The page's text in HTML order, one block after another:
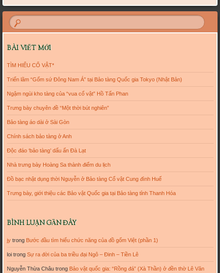
BÀI VIẾT MỚI
TÌM HIỂU CỔ VẬT*
Triển lãm “Gốm sứ Đông Nam Á” tại Bảo tàng Quốc gia Tokyo (Nhật Bản)
Ngậm ngùi kho tàng của “vua cổ vật” Hồ Tấn Phan
Trưng bày chuyên đề “Một thời bút nghiên”
Bảo tàng áo dài ở Sài Gòn
Chính sách bảo tàng ở Anh
Độc đáo ‘bảo tàng’ dấu ấn Đà Lạt
Nhà trưng bày Hoàng Sa thành điểm du lịch
Đồ bạc nhật dụng thời Nguyễn ở Bảo tàng Cổ vật Cung đình Huế
Trưng bày, giới thiệu các Bảo vật Quốc gia tại Bảo tàng tỉnh Thanh Hóa
BÌNH LUẬN GẦN ĐÂY
jytrong Bước đầu tìm hiểu chức năng của đồ gốm Việt (phần 1)
loitrong Sự ra đời của ba triều đại Ngô – Đinh – Tiền Lê
Nguyễn Thừa Châutrong Bảo vật quốc gia: “Rồng đá” (Xà Thần) ở đền thờ Lê Văn